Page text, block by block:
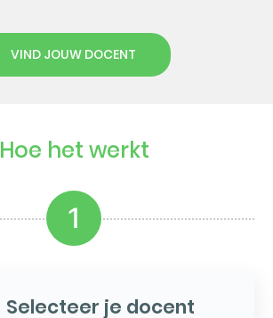
VIND JOUW DOCENT
Hoe het werkt
1
Selecteer je docent